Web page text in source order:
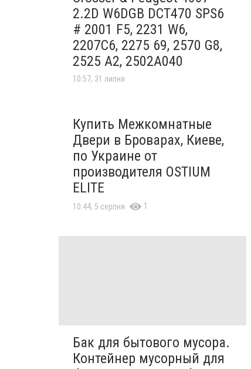
2.2D W6DGB DCT470 SPS6
# 2001 F5, 2231 W6,
2207C6, 2275 69, 2570 G8,
2525 A2, 2502A040
10:57, 31 липня
Купить Межкомнатные
Двери в Броварах, Киеве,
по Украине от
производителя OSTIUM
ELITE
10:44, 5 серпня 1
Бак для бытового мусора.
Контейнер мусорный для